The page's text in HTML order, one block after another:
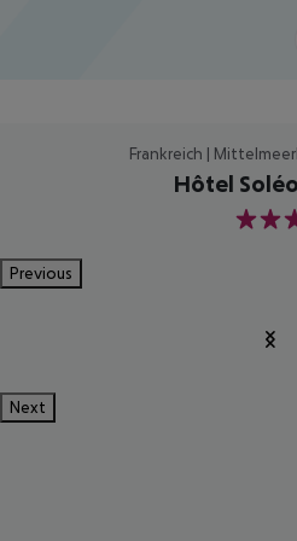
Frankreich |
Hôtel
3
Previous
Next